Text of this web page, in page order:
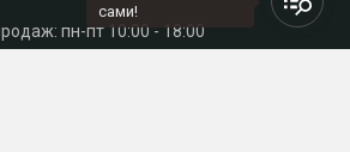
пн-пт 10:00 - 18:00
сами!